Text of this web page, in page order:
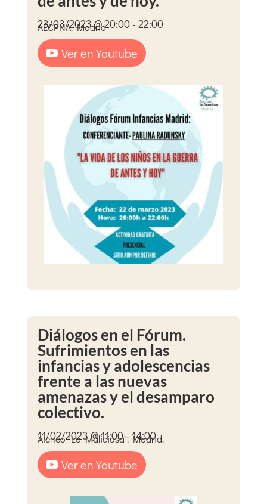
23/03/2023 @ 20:00 - 22:00
AECPNA. Madrid
Ver en Youtube
Diálogos en el Fórum.
Sufrimientos en las
infancias y adolescencias
frente a las nuevas
amenazas y el desamparo
colectivo.
11/02/2023 @ 11:00 - 14:00
Ateneo "La Maliciosa". Madrid.
Ver en Youtube